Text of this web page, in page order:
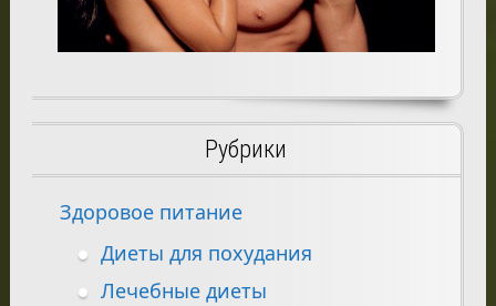
Рубрики
Здоровое питание
Диеты для похудания
Лечебные диеты